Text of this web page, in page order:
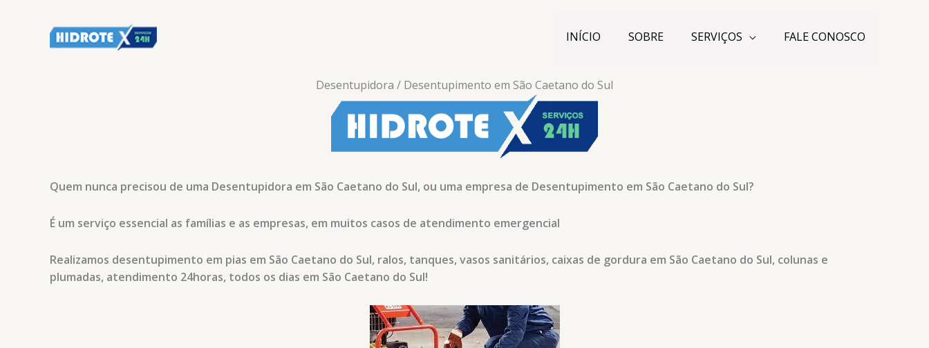
INÍCIO SOBRE SERVIÇOS FALE CONOSCO
Desentupidora / Desentupimento em São Caetano do Sul
Quem nunca precisou de uma Desentupidora em São Caetano do Sul, ou uma empresa de Desentupimento em São Caetano do Sul?
É um serviço essencial as famílias e as empresas, em muitos casos de atendimento emergencial
Realizamos desentupimento em pias em São Caetano do Sul, ralos, tanques, vasos sanitários, caixas de gordura em São Caetano do Sul, colunas e
plumadas, atendimento 24horas, todos os dias em São Caetano do Sul!